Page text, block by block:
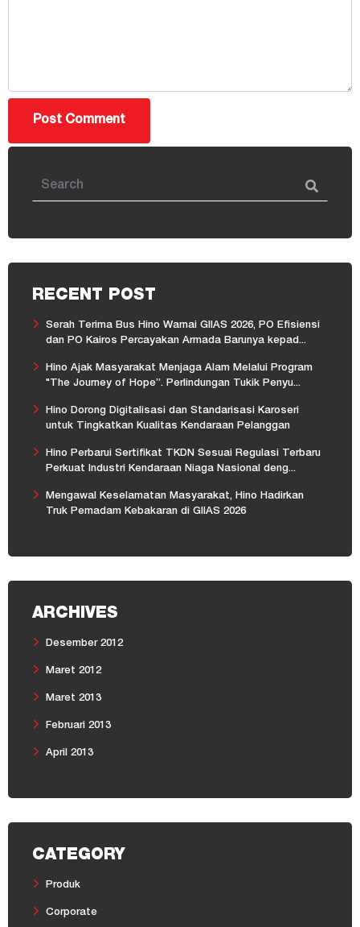
RECENT POST
Serah Terima Bus Hino Warnai GIIAS 2026, PO Efisiensi
dan PO Kairos Percayakan Armada Barunya kepad...
Hino Ajak Masyarakat Menjaga Alam Melalui Program
"The Journey of Hope”. Perlindungan Tukik Penyu...
Hino Dorong Digitalisasi dan Standarisasi Karoseri
untuk Tingkatkan Kualitas Kendaraan Pelanggan
Hino Perbarui Sertifikat TKDN Sesuai Regulasi Terbaru
Perkuat Industri Kendaraan Niaga Nasional deng...
Mengawal Keselamatan Masyarakat, Hino Hadirkan
Truk Pemadam Kebakaran di GIIAS 2026
ARCHIVES
Desember 2012
Maret 2012
Maret 2013
Februari 2013
April 2013
CATEGORY
Produk
Corporate